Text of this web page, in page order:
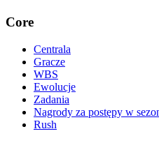
Core
Centrala
Gracze
WBS
Ewolucje
Zadania
Nagrody za postępy w
Rush